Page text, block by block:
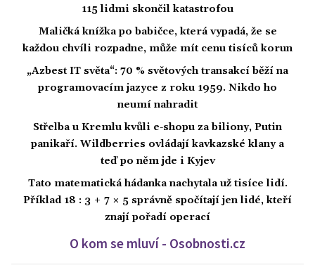
115 lidmi skončil katastrofou
Maličká knížka po babičce, která vypadá, že se
každou chvíli rozpadne, může mít cenu tisíců korun
„Azbest IT světa“: 70 % světových transakcí běží na
programovacím jazyce z roku 1959. Nikdo ho
neumí nahradit
Střelba u Kremlu kvůli e-shopu za biliony, Putin
panikaří. Wildberries ovládají kavkazské klany a
teď po něm jde i Kyjev
Tato matematická hádanka nachytala už tisíce lidí.
Příklad 18 : 3 + 7 × 5 správně spočítají jen lidé, kteří
znají pořadí operací
O kom se mluví - Osobnosti.cz